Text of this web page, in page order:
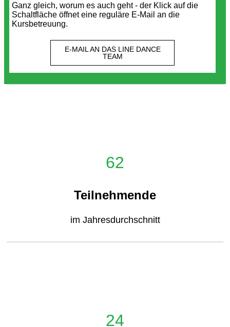
Ganz gleich, worum es auch geht - der Klick auf die
Schaltfläche öffnet eine reguläre E-Mail an die
Kursbetreuung.
E-MAIL AN DAS LINE DANCE
TEAM
62
Teilnehmende
im Jahresdurchschnitt
24